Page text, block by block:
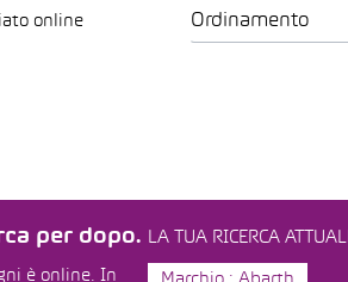
online Ordinamento
per dopo.
è online. In
LA TUA RICERCA